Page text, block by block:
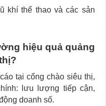
khí thể thao và các sản
hiệu quả quảng
tại cổng chào siêu thị,
lưu lượng tiếp cận,
doanh số.